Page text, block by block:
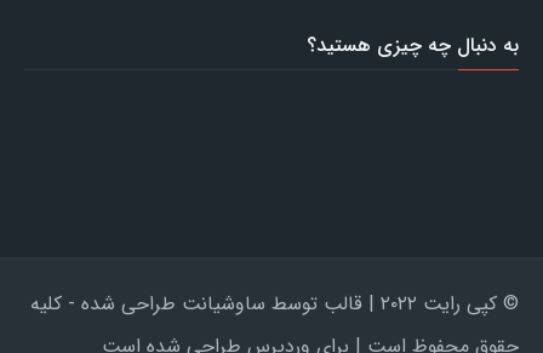
به دنبال چه چیزی هستید؟
© کپی رایت ۲۰۲۲ | قالب توسط ساوشیانت طراحی شده - کلیه
حقوق محفوظ است | برای وردپرس طراحی شده است